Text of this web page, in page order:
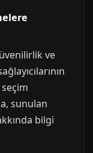
ve
sunulan
bilgi